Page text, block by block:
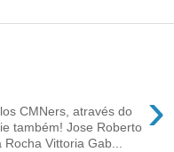
›
CMNers, através do
também! Jose Roberto
Rocha Vittoria Gab...